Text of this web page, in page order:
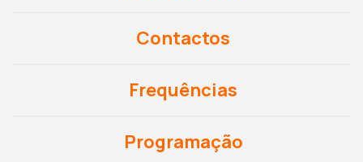
Contactos
Frequências
Programação